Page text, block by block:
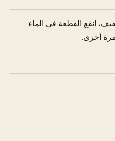
انقع القطعة في الماء